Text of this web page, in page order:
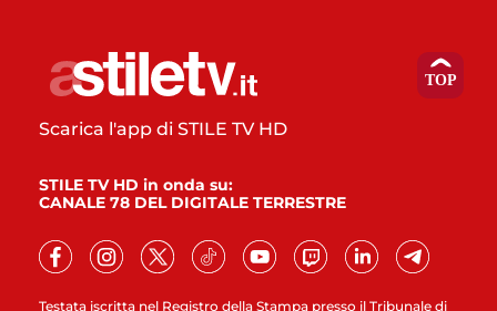
Testata iscritta nel Registro della Stampa presso il Tribunale di
Scarica l'app di STILE TV HD
STILE TV HD in onda su:
CANALE 78 DEL DIGITALE TERRESTRE